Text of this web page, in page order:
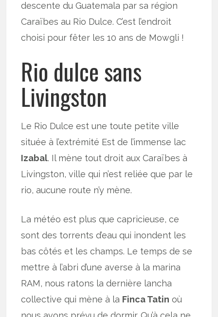
descente du Guatemala par sa région
Caraïbes au Rio Dulce. C’est l’endroit
choisi pour fêter les 10 ans de Mowgli !
Rio dulce sans
Livingston
Le Rio Dulce est une toute petite ville
située à l’extrémité Est de l’immense lac
Izabal. Il mène tout droit aux Caraïbes à
Livingston, ville qui n’est reliée que par le
rio, aucune route n’y mène.
La météo est plus que capricieuse, ce
sont des torrents d’eau qui inondent les
bas côtés et les champs. Le temps de se
mettre à l’abri d’une averse à la marina
RAM, nous ratons la dernière lancha
collective qui mène à la Finca Tatin où